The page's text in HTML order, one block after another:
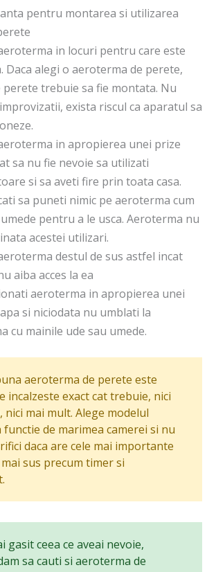
pentru montarea si utilizarea
in locuri pentru care este
Daca alegi o aeroterma de perete,
perete trebuie sa fie montata. Nu
exista riscul ca aparatul sa
in apropierea unei prize
sa nu fie nevoie sa utilizati
si sa aveti fire prin toata casa.
sa puneti nimic pe aeroterma cum
pentru a le usca. Aeroterma nu
acestei utilizari.
destul de sus astfel incat
aiba acces la ea
aeroterma in apropierea unei
si niciodata nu umblati la
cu mainile ude sau umede.
aeroterma de perete este
incalzeste exact cat trebuie, nici
nici mai mult. Alege modelul
de marimea camerei si nu
daca are cele mai importante
sus precum timer si
gasit ceea ce aveai nevoie,
sa cauti si aeroterma de